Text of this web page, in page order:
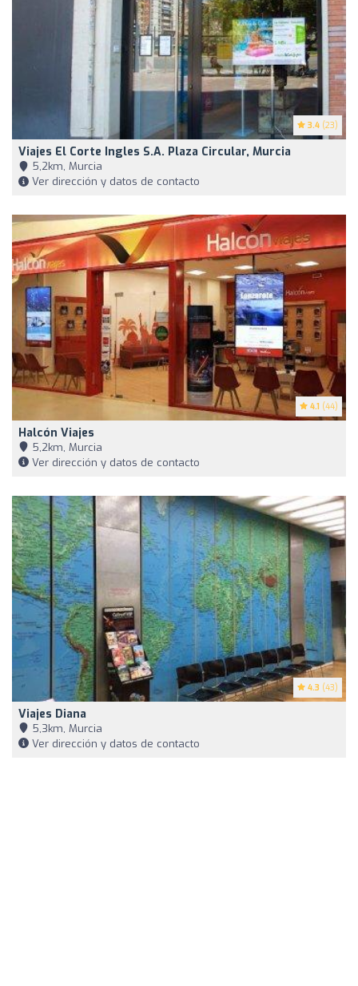
3.4 (23)
Viajes El Corte Ingles S.A. Plaza Circular, Murcia
5,2km, Murcia
Ver dirección y datos de contacto
4.1 (44)
Halcón Viajes
5,2km, Murcia
Ver dirección y datos de contacto
4.3 (43)
Viajes Diana
5,3km, Murcia
Ver dirección y datos de contacto